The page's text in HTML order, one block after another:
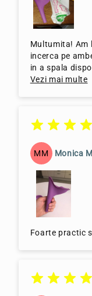
Multumita! Am
incerca pe
in a spala
care au o
Vezi mai multe
MM Monica
Foarte practic